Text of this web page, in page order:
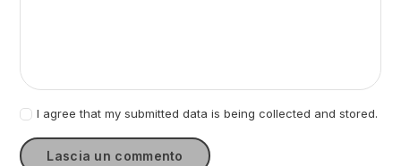
I agree that my submitted data is being collected and stored.